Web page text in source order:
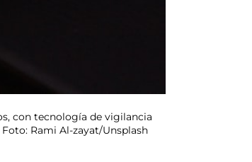
con tecnología de vigilancia
Rami Al-zayat/Unsplash